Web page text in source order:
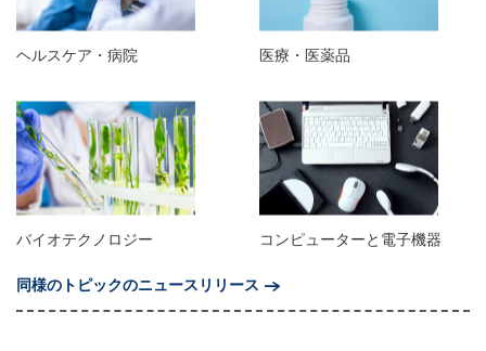
ヘルスケア・病院 医療・医薬品
バイオテクノロジー
コンピューターと電子機器
同様のトピックのニュースリリース